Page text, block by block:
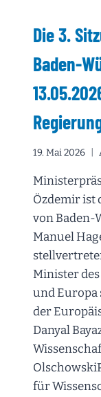
Die 3.
Baden-
19. Mai 2026
Özdemir ist
von
Manuel
Minister
und Europa
der
Danyal
für